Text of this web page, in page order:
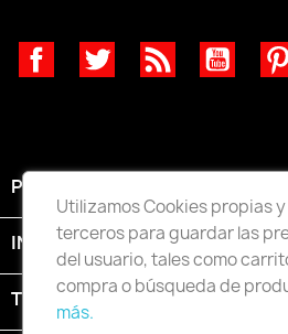
FacebookTwitter Rss
PRODUCTOS
INFORMACIÓN
TU CUENTA
Utilizamos Cookies propias
terceros para guardar las
del usuario, tales como
compra o búsqueda de
más.